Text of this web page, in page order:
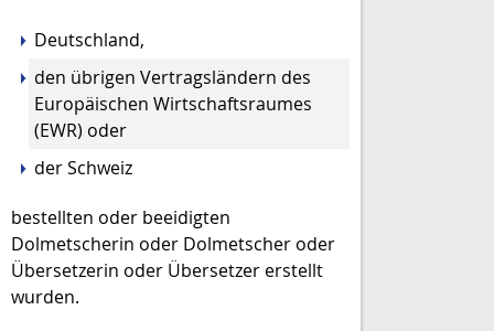
Deutschland,
den übrigen Vertragsländern des
Europäischen Wirtschaftsraumes
(EWR) oder
der Schweiz
bestellten oder beeidigten
Dolmetscherin oder Dolmetscher oder
Übersetzerin oder Übersetzer erstellt
wurden.